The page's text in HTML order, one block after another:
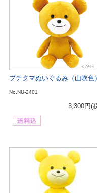
プチクマぬいぐるみ（山吹色）
No.NU-2401
3,300円(